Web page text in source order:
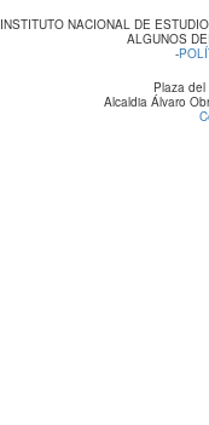
INSTITUTO NACIONAL DE
ALGUNOS
-
Plaza
Alcaldia Álvaro